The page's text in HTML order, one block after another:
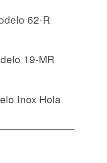
62-R
19-MR
Inox Hola